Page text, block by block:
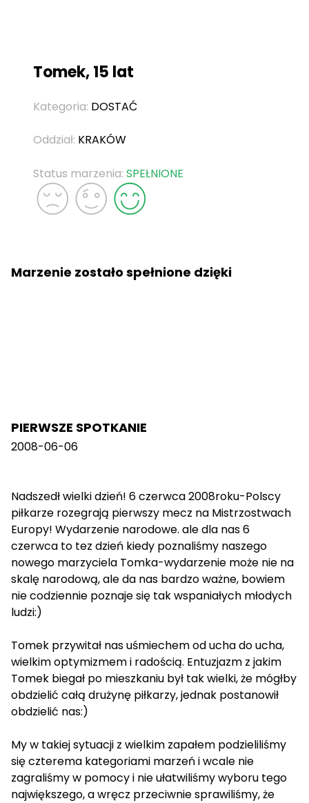
Tomek, 15 lat
Kategoria: DOSTAĆ
Oddział: KRAKÓW
Status marzenia: SPEŁNIONE
Marzenie zostało spełnione dzięki
PIERWSZE SPOTKANIE
2008-06-06
Nadszedł wielki dzień! 6 czerwca 2008roku-Polscy
piłkarze rozegrają pierwszy mecz na Mistrzostwach
Europy! Wydarzenie narodowe. ale dla nas 6
czerwca to tez dzień kiedy poznaliśmy naszego
nowego marzyciela Tomka-wydarzenie może nie na
skalę narodową, ale da nas bardzo ważne, bowiem
nie codziennie poznaje się tak wspaniałych młodych
ludzi:)
Tomek przywitał nas uśmiechem od ucha do ucha,
wielkim optymizmem i radością. Entuzjazm z jakim
Tomek biegał po mieszkaniu był tak wielki, że mógłby
obdzielić całą drużynę piłkarzy, jednak postanowił
obdzielić nas:)
My w takiej sytuacji z wielkim zapałem podzieliliśmy
się czterema kategoriami marzeń i wcale nie
zagraliśmy w pomocy i nie ułatwiliśmy wyboru tego
największego, a wręcz przeciwnie sprawiliśmy, że